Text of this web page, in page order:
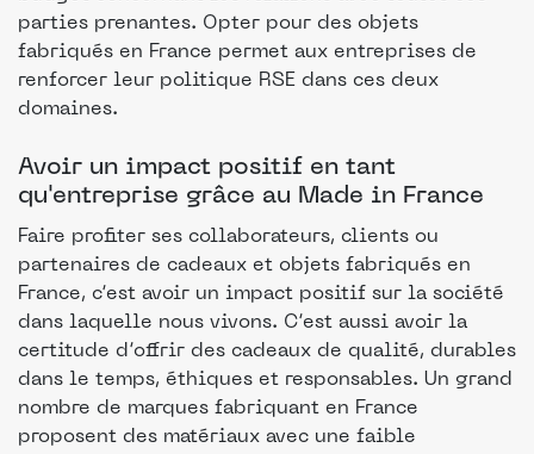
parties prenantes. Opter pour des objets
fabriqués en France permet aux entreprises de
renforcer leur politique RSE dans ces deux
domaines.
Avoir un impact positif en tant
qu'entreprise grâce au Made in France
Faire profiter ses collaborateurs, clients ou
partenaires de cadeaux et objets fabriqués en
France, c’est avoir un impact positif sur la société
dans laquelle nous vivons. C’est aussi avoir la
certitude d’offrir des cadeaux de qualité, durables
dans le temps, éthiques et responsables. Un grand
nombre de marques fabriquant en France
proposent des matériaux avec une faible